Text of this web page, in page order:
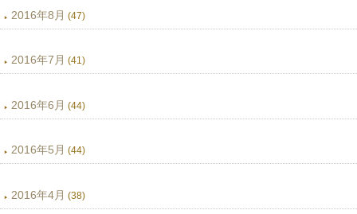
2016年8月 (47)
2016年7月 (41)
2016年6月 (44)
2016年5月 (44)
2016年4月 (38)